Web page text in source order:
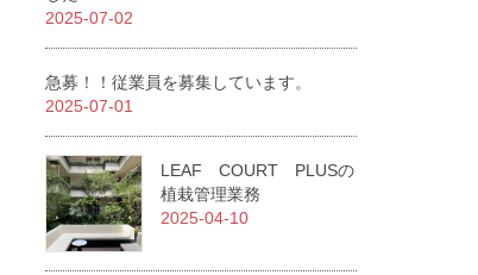
2025-07-02
急募！！従業員を募集しています。
2025-07-01
LEAF COURT PLUSの
植栽管理業務
2025-04-10